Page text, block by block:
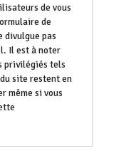
de vous
de
divulgue pas
Il est à noter
privilégiés tels
site restent en
même si vous